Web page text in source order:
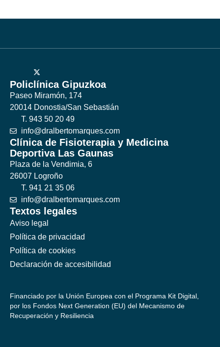
Policlínica Gipuzkoa
Paseo Miramón, 174
20014 Donostia/San Sebastián
T. 943 50 20 49
info@dralbertomarques.com
Clínica de Fisioterapia y Medicina
Deportiva Las Gaunas
Plaza de la Vendimia, 6
26007 Logroño
T. 941 21 35 06
info@dralbertomarques.com
Textos legales
Aviso legal
Política de privacidad
Política de cookies
Declaración de accesibilidad
Financiado por la Unión Europea con el Programa Kit Digital,
por los Fondos Next Generation (EU) del Mecanismo de
Recuperación y Resiliencia